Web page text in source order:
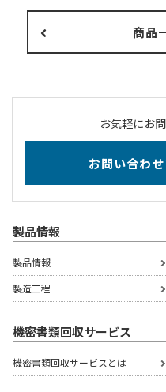
商品
お気軽にお
お問い合わ
製品情報
製品情報
製造工程
機密書類回収サービス
機密書類回収サービスとは